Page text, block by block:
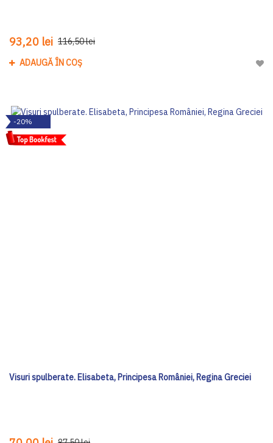
93,20 lei 116,50 lei
ADAUGĂ ÎN COȘ
-20%
Visuri spulberate. Elisabeta, Principesa României, Regina Greciei